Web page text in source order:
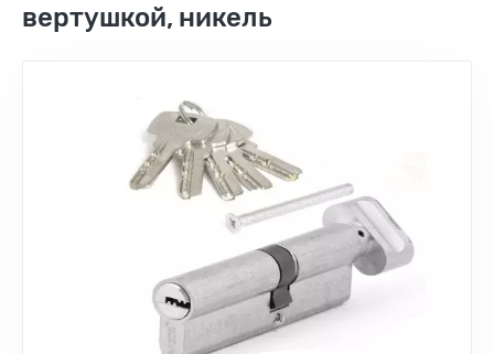
вертушкой, никель